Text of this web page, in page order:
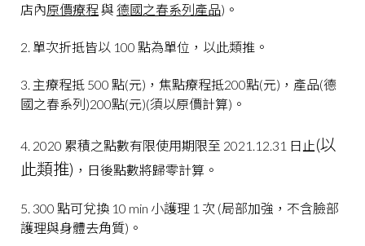
店內原價療程與 德國之春系列產品)。
2. 單次折抵皆以 100 點為單位，以此類推。
3. 主療程抵 500 點(元)，焦點療程抵200點(元)，產品(德
國之春系列)200點(元)(須以原價計算)。
4. 2020 累積之點數有限使用期限至 2021.12.31 日止(以
此類推) ，日後點數將歸零計算。
5. 300 點可兌換 10 min 小護理 1 次 (局部加強，不含臉部
護理與身體去角質)。